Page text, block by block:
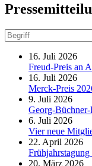
16. Juli 2026
Freud-Preis an
16. Juli 2026
Merck-Preis
9. Juli 2026
Georg-
6. Juli 2026
Vier neue
22. April 2026
20. März 2026